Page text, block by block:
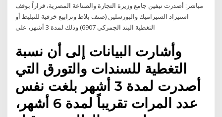
مباشر: أصدرت نيفين جامع وزيرة التجارة والصناعة المصرية، قراراً بوقف
استيراد السيراميك والبورسلين (صنف بلاط وترابيع خزفية للتبليط أو
التغطية البند الجمرکي 6907) وذلك لمدة 3 أشهر، على
وأشارت البيانات إلى أن نسبة
التغطية للسندات والتورق التي
أصدرت لمدة 3 أشهر بلغت نفس
عدد المرات تقريباً لمدة 6 أشهر،